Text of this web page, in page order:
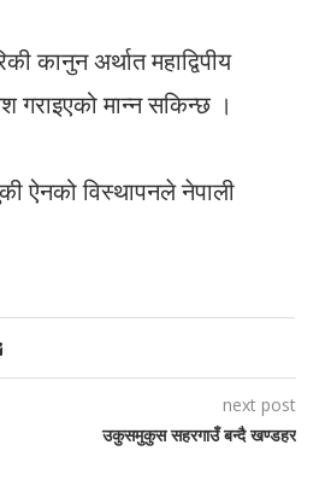
कानुन अर्थात महाद्विपीय
गराइएको मान्न सकिन्छ ।
ऐनको विस्थापनले नेपाली
next post
उकुसमुकुस सहरगाउँ बन्दै खण्डहर